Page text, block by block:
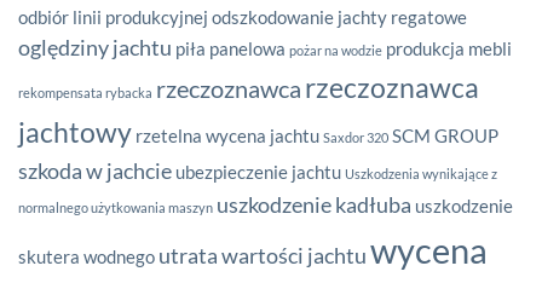
odbiór linii produkcyjnej odszkodowanie jachty regatowe
oględziny jachtu piła panelowa pożar na wodzie produkcja mebli
rekompensata rybacka rzeczoznawca rzeczoznawca
jachtowy rzetelna wycena jachtu Saxdor 320 SCM GROUP
szkoda w jachcie ubezpieczenie jachtu Uszkodzenia wynikające z
normalnego użytkowania maszyn uszkodzenie kadłuba uszkodzenie
skutera wodnego utrata wartości jachtuwycena